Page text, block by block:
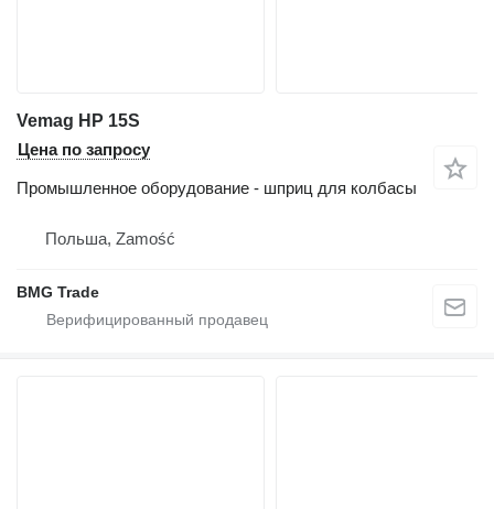
Vemag HP 15S
Цена по запросу
Промышленное оборудование - шприц для колбасы
Польша, Zamość
BMG Trade